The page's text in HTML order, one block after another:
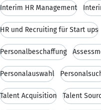
Interim HR Management
HR und Recruiting für Start ups
Personalbeschaffung
Personalauswahl
Talent Acquisition Talent